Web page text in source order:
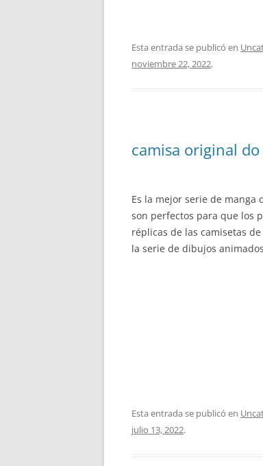
Esta entrada se publicó en
noviembre 22, 2022.
camisa original
Es la mejor serie de manga
son perfectos para que los
réplicas de las camisetas
la serie de dibujos
Esta entrada se publicó en
julio 13, 2022.